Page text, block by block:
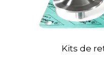
Kits de